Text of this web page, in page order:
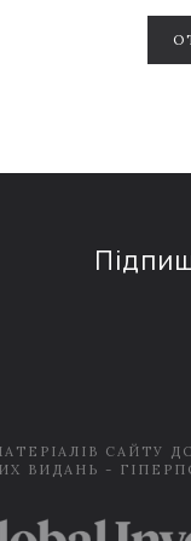
САЙТУ
ВИДАНЬ -